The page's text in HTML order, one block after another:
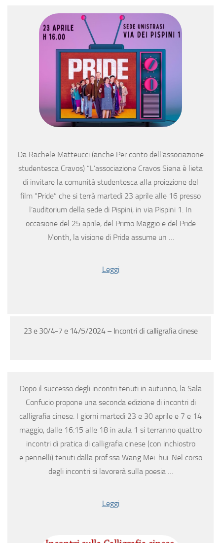
Da Rachele Matteucci (anche Per conto dell’associazione
studentesca Cravos) “L’associazione Cravos Siena è lieta
di invitare la comunità studentesca alla proiezione del
film “Pride” che si terrà martedì 23 aprile alle 16 presso
l’auditorium della sede di Pispini, in via Pispini 1. In
occasione del 25 aprile, del Primo Maggio e del Pride
Month, la visione di Pride assume un …
Leggi
23 e 30/4-7 e 14/5/2024 – Incontri di calligrafia cinese
Dopo il successo degli incontri tenuti in autunno, la Sala
Confucio propone una seconda edizione di incontri di
calligrafia cinese. I giorni martedì 23 e 30 aprile e 7 e 14
maggio, dalle 16:15 alle 18 in aula 1 si terranno quattro
incontri di pratica di calligrafia cinese (con inchiostro
e pennelli) tenuti dalla prof.ssa Wang Mei-hui. Nel corso
degli incontri si lavorerà sulla poesia …
Leggi